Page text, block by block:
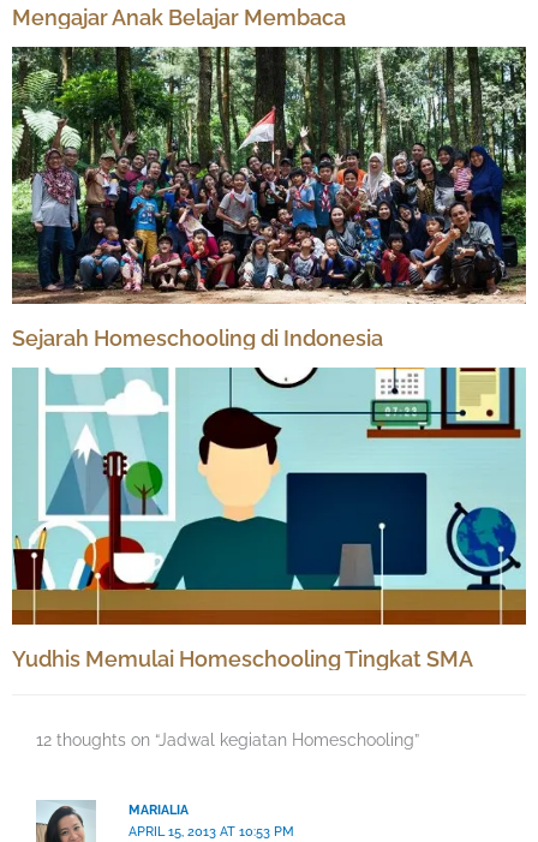
Mengajar Anak Belajar Membaca
Sejarah Homeschooling di Indonesia
Yudhis Memulai Homeschooling Tingkat SMA
12 thoughts on “Jadwal kegiatan Homeschooling”
MARIALIA
APRIL 15, 2013 AT 10:53 PM